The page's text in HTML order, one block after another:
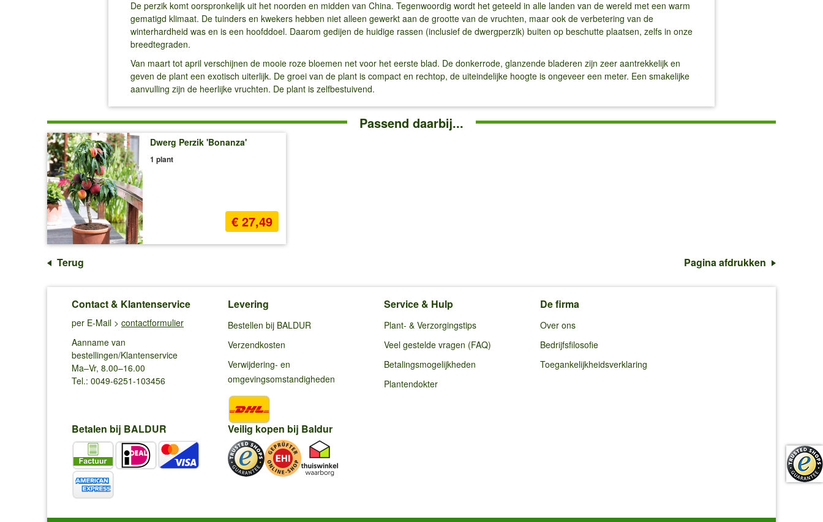
De perzik komt oorspronkelijk uit het noorden en midden van China. Tegenwoordig wordt het geteeld in alle landen van de wereld met een warm
gematigd klimaat. De tuinders en kwekers hebben niet alleen gewerkt aan de grootte van de vruchten, maar ook de verbetering van de
winterhardheid was en is een hoofddoel. Daarom gedijen de huidige rassen (inclusief de dwergperzik) buiten op beschutte plaatsen, zelfs in onze
breedtegraden.
Van maart tot april verschijnen de mooie roze bloemen net voor het eerste blad. De donkerrode, glanzende bladeren zijn zeer aantrekkelijk en
geven de plant een exotisch uiterlijk. De groei van de plant is compact en rechtop, de uiteindelijke hoogte is ongeveer een meter. Een smakelijke
aanvulling zijn de heerlijke vruchten. De plant is zelfbestuivend.
Passend daarbij...
Dwerg Perzik 'Bonanza'
1 plant
€ 27,49
Terug Pagina afdrukken
Contact & Klantenservice
per E-Mail > contactformulier
Aanname van
bestellingen/Klantenservice
Ma–Vr, 8.00–16.00
Tel.: 0049-6251-103456
Levering
Bestellen bij BALDUR
Verzendkosten
Verwijdering- en
omgevingsomstandigheden
Service & Hulp
Plant- & Verzorgingstips
Veel gestelde vragen (FAQ)
Betalingsmogelijkheden
Plantendokter
De firma
Over ons
Bedrijfsfilosofie
Toegankelijkheidsverklaring
Betalen bij BALDUR Veilig kopen bij Baldur